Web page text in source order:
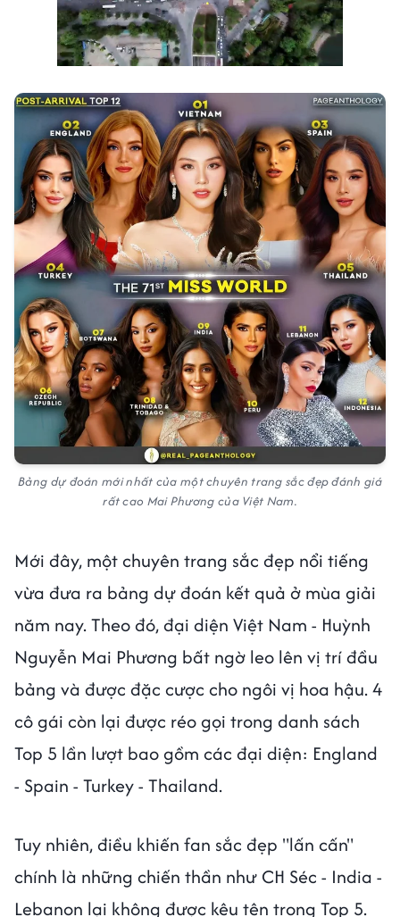
Bảng dự đoán mới nhất của một chuyên trang sắc đẹp đánh giá
rất cao Mai Phương của Việt Nam.
Mới đây, một chuyên trang sắc đẹp nổi tiếng
vừa đưa ra bảng dự đoán kết quả ở mùa giải
năm nay. Theo đó, đại diện Việt Nam - Huỳnh
Nguyễn Mai Phương bất ngờ leo lên vị trí đầu
bảng và được đặc cược cho ngôi vị hoa hậu. 4
cô gái còn lại được réo gọi trong danh sách
Top 5 lần lượt bao gồm các đại diện: England
- Spain - Turkey - Thailand.
Tuy nhiên, điều khiến fan sắc đẹp "lấn cấn"
chính là những chiến thần như CH Séc - India -
Lebanon lại không được kêu tên trong Top 5.